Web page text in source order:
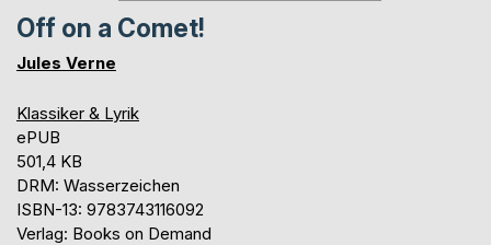
Off on a Comet!
Jules Verne
Klassiker & Lyrik
ePUB
501,4 KB
DRM: Wasserzeichen
ISBN-13: 9783743116092
Verlag: Books on Demand